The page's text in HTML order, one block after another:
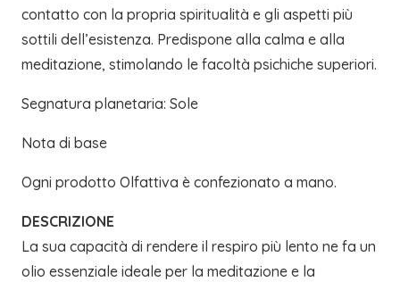
contatto con la propria spiritualità e gli aspetti più
sottili dell’esistenza. Predispone alla calma e alla
meditazione, stimolando le facoltà psichiche superiori.
Segnatura planetaria: Sole
Nota di base
Ogni prodotto Olfattiva è confezionato a mano.
DESCRIZIONE
La sua capacità di rendere il respiro più lento ne fa un
olio essenziale ideale per la meditazione e la